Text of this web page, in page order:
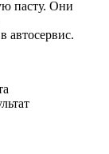
пасту. Они
автосервис.